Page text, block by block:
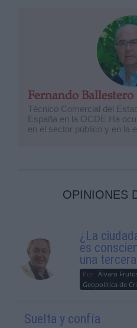
Fernando Ballestero
Técnico Comercial del
España en la OCDE Ha
en el sector público y en la
OPINIONES
¿La
es
una
Por Álvaro
Geopolítica de
Suelta y confía